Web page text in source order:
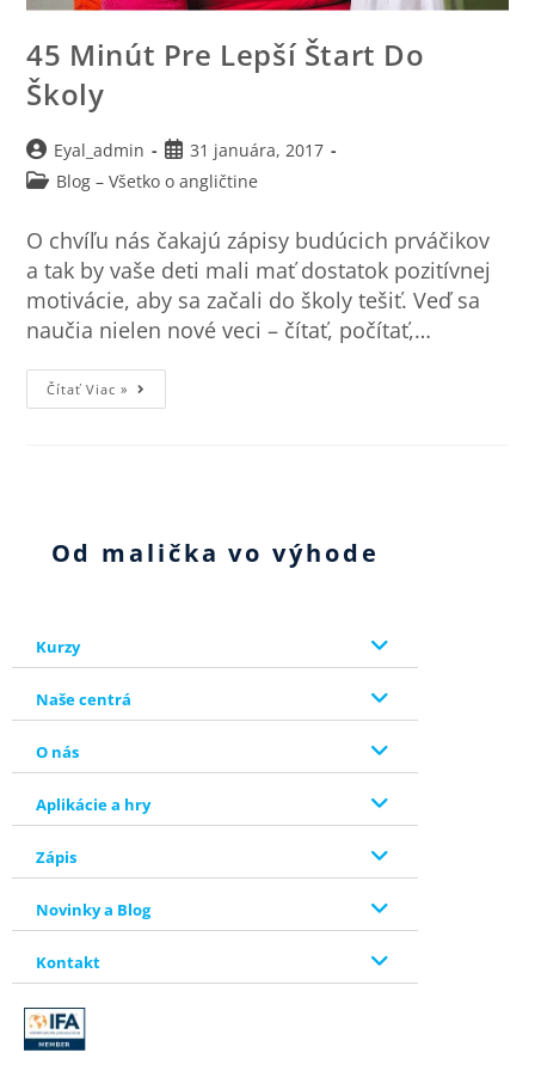
45 Minút Pre Lepší Štart Do
Školy
Eyal_admin
31 januára, 2017
Blog – Všetko o angličtine
O chvíľu nás čakajú zápisy budúcich prváčikov
a tak by vaše deti mali mať dostatok pozitívnej
motivácie, aby sa začali do školy tešiť. Veď sa
naučia nielen nové veci – čítať, počítať,…
Čítať Viac »
Od malička vo výhode
Kurzy
Naše centrá
O nás
Aplikácie a hry
Zápis
Novinky a Blog
Kontakt